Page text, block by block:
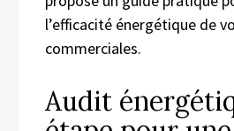
l’efficacité énergétique de
commerciales.
Audit